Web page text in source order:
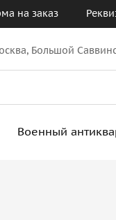
на заказ
Большой
Военный